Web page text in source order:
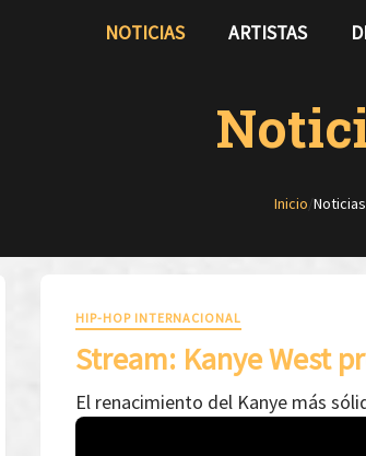
NOTICIAS ARTISTAS
Inicio/Noticias
HIP-HOP INTERNACIONAL
Stream: Kanye West
El renacimiento del Kanye más